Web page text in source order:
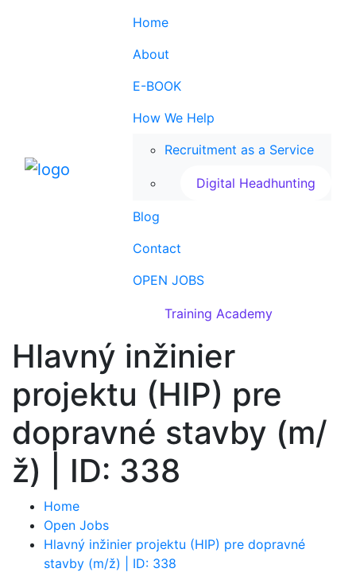
Home
About
E-BOOK
How We Help
Recruitment as a Service
Digital Headhunting
Blog
Contact
OPEN JOBS
Training Academy
Hlavný inžinier
projektu (HIP) pre
dopravné stavby (m/
ž) | ID: 338
Home
Open Jobs
Hlavný inžinier projektu (HIP) pre dopravné
stavby (m/ž) | ID: 338